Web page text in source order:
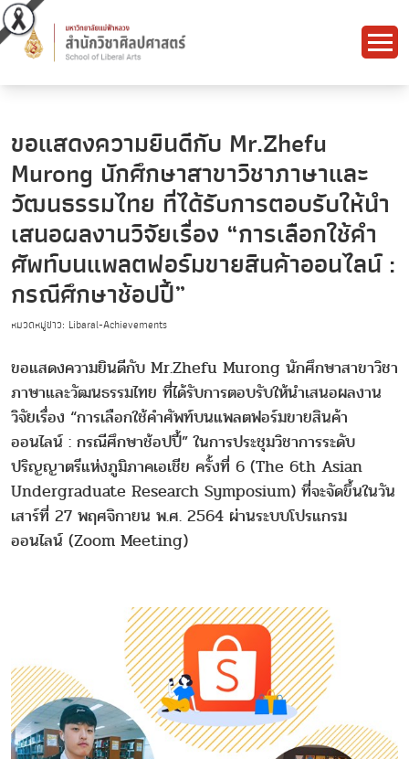
ขอแสดงความยินดีกับ Mr.Zhefu
Murong นักศึกษาสาขาวิชาภาษาและ
วัฒนธรรมไทย ที่ได้รับการตอบรับให้นำ
เสนอผลงานวิจัยเรื่อง “การเลือกใช้คำ
ศัพท์บนแพลตฟอร์มขายสินค้าออนไลน์ :
กรณีศึกษาช้อปปี้”
หมวดหมู่ข่าว: Libaral-Achievements
ขอแสดงความยินดีกับ Mr.Zhefu Murong นักศึกษาสาขาวิชา
ภาษาและวัฒนธรรมไทย ที่ได้รับการตอบรับให้นำเสนอผลงาน
วิจัยเรื่อง “การเลือกใช้คำศัพท์บนแพลตฟอร์มขายสินค้า
ออนไลน์ : กรณีศึกษาช้อปปี้” ในการประชุมวิชาการระดับ
ปริญญาตรีแห่งภูมิภาคเอเชีย ครั้งที่ 6 (The 6th Asian
Undergraduate Research Symposium) ที่จะจัดขึ้นในวัน
เสาร์ที่ 27 พฤศจิกายน พ.ศ. 2564 ผ่านระบบโปรแกรม
ออนไลน์ (Zoom Meeting)